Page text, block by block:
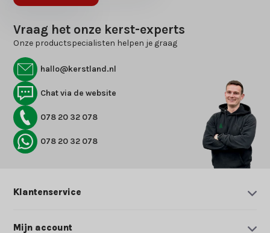
Vraag het onze kerst-experts
Onze productspecialisten helpen je graag
hallo@kerstland.nl
Chat via de website
078 20 32 078
078 20 32 078
Klantenservice
Mijn account